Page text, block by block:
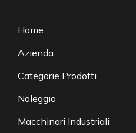
Home
Azienda
Categorie Prodotti
Noleggio
Macchinari Industriali